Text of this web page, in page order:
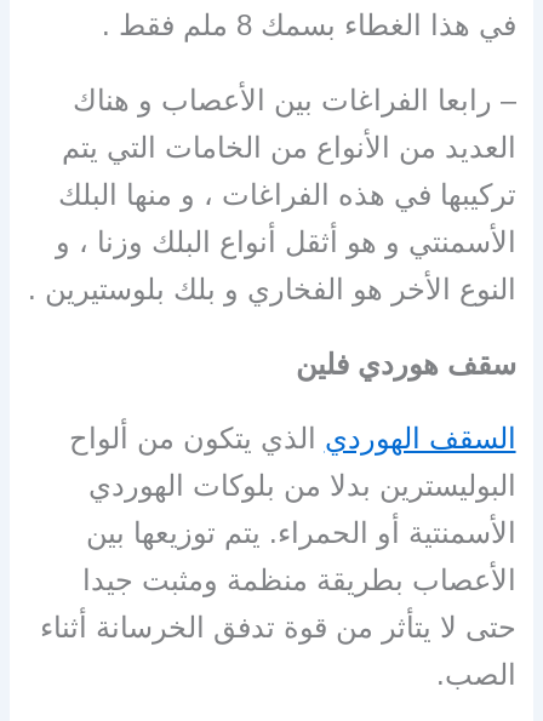
في هذا الغطاء بسمك 8 ملم فقط .
– رابعا الفراغات بين الأعصاب و هناك
العديد من الأنواع من الخامات التي يتم
تركيبها في هذه الفراغات ، و منها البلك
الأسمنتي و هو أثقل أنواع البلك وزنا ، و
النوع الأخر هو الفخاري و بلك بلوستيرين .
سقف هوردي فلين
السقف الهوردي الذي يتكون من ألواح
البوليسترين بدلا من بلوكات الهوردي
الأسمنتية أو الحمراء. يتم توزيعها بين
الأعصاب بطريقة منظمة ومثبت جيدا
حتى لا يتأثر من قوة تدفق الخرسانة أثناء
الصب.